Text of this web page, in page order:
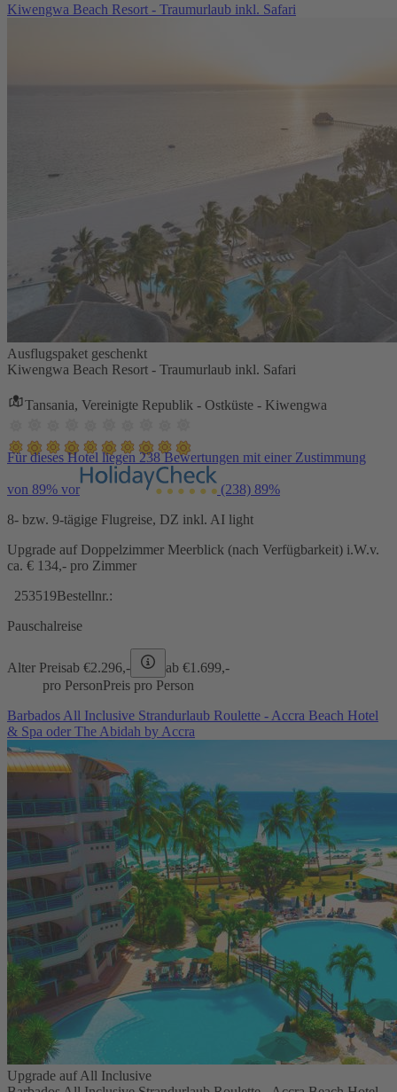
Kiwengwa Beach Resort - Traumurlaub inkl. Safari
Ausflugspaket geschenkt
Kiwengwa Beach Resort - Traumurlaub inkl. Safari
Tansania, Vereinigte Republik - Ostküste - Kiwengwa
Für dieses Hotel liegen 238 Bewertungen mit einer Zustimmung
von 89% vor (238) 89%
8- bzw. 9-tägige Flugreise, DZ inkl. AI light
Upgrade auf Doppelzimmer Meerblick (nach Verfügbarkeit) i.W.v.
ca. € 134,- pro Zimmer
253519Bestellnr.:
Pauschalreise
Alter Preisab €2.296,- ab €1.699,-
pro PersonPreis pro Person
Barbados All Inclusive Strandurlaub Roulette - Accra Beach Hotel
& Spa oder The Abidah by Accra
Upgrade auf All Inclusive